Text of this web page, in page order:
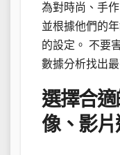
為對時尚、手
並根據他們的
的設定。 不要
數據分析找出
選擇合
像、影片